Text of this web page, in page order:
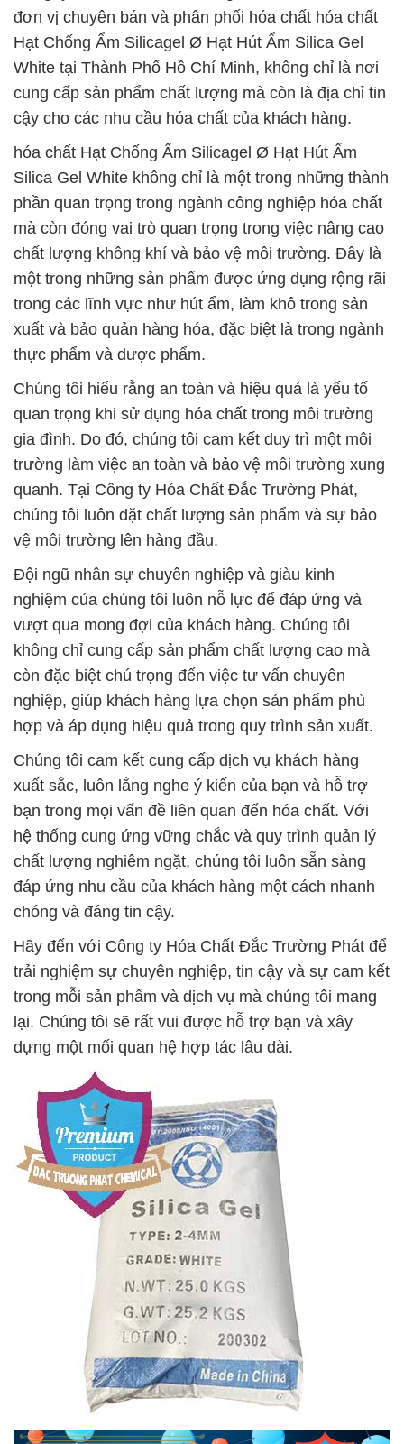
đơn vị chuyên bán và phân phối hóa chất hóa chất
Hạt Chống Ẩm Silicagel Ø Hạt Hút Ẩm Silica Gel
White tại Thành Phố Hồ Chí Minh, không chỉ là nơi
cung cấp sản phẩm chất lượng mà còn là địa chỉ tin
cậy cho các nhu cầu hóa chất của khách hàng.
hóa chất Hạt Chống Ẩm Silicagel Ø Hạt Hút Ẩm
Silica Gel White không chỉ là một trong những thành
phần quan trọng trong ngành công nghiệp hóa chất
mà còn đóng vai trò quan trọng trong việc nâng cao
chất lượng không khí và bảo vệ môi trường. Đây là
một trong những sản phẩm được ứng dụng rộng rãi
trong các lĩnh vực như hút ẩm, làm khô trong sản
xuất và bảo quản hàng hóa, đặc biệt là trong ngành
thực phẩm và dược phẩm.
Chúng tôi hiểu rằng an toàn và hiệu quả là yếu tố
quan trọng khi sử dụng hóa chất trong môi trường
gia đình. Do đó, chúng tôi cam kết duy trì một môi
trường làm việc an toàn và bảo vệ môi trường xung
quanh. Tại Công ty Hóa Chất Đắc Trường Phát,
chúng tôi luôn đặt chất lượng sản phẩm và sự bảo
vệ môi trường lên hàng đầu.
Đội ngũ nhân sự chuyên nghiệp và giàu kinh
nghiệm của chúng tôi luôn nỗ lực để đáp ứng và
vượt qua mong đợi của khách hàng. Chúng tôi
không chỉ cung cấp sản phẩm chất lượng cao mà
còn đặc biệt chú trọng đến việc tư vấn chuyên
nghiệp, giúp khách hàng lựa chọn sản phẩm phù
hợp và áp dụng hiệu quả trong quy trình sản xuất.
Chúng tôi cam kết cung cấp dịch vụ khách hàng
xuất sắc, luôn lắng nghe ý kiến của bạn và hỗ trợ
bạn trong mọi vấn đề liên quan đến hóa chất. Với
hệ thống cung ứng vững chắc và quy trình quản lý
chất lượng nghiêm ngặt, chúng tôi luôn sẵn sàng
đáp ứng nhu cầu của khách hàng một cách nhanh
chóng và đáng tin cậy.
Hãy đến với Công ty Hóa Chất Đắc Trường Phát để
trải nghiệm sự chuyên nghiệp, tin cậy và sự cam kết
trong mỗi sản phẩm và dịch vụ mà chúng tôi mang
lại. Chúng tôi sẽ rất vui được hỗ trợ bạn và xây
dựng một mối quan hệ hợp tác lâu dài.